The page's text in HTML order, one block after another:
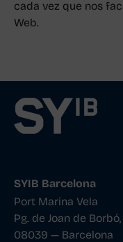
cada vez que nos
Web.
SYIB Barcelona
Port Marina Vela
Pg. de Joan de Borbó,
08039 — Barcelona